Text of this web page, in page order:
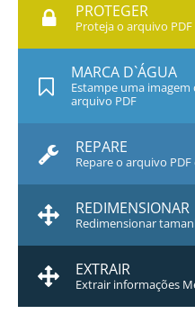
PROTEGER
Proteja o arquivo
MARCA D`ÁGUA
Estampe uma
arquivo PDF
REPARE
Repare o arquivo
REDIMENSIONAR
Redimensionar
EXTRAIR
Extrair informações